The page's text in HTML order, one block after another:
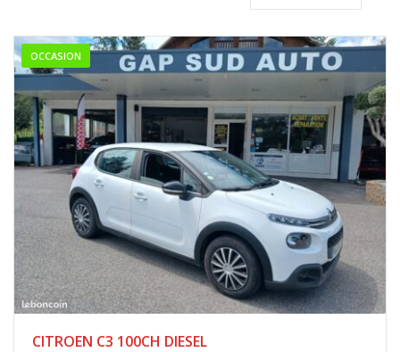
OCCASION
CITROEN C3 100CH DIESEL